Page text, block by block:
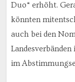
Duo“ erhöht.
könnten
auch bei den
im